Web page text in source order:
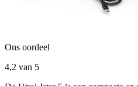
Ons oordeel
4,2 van 5